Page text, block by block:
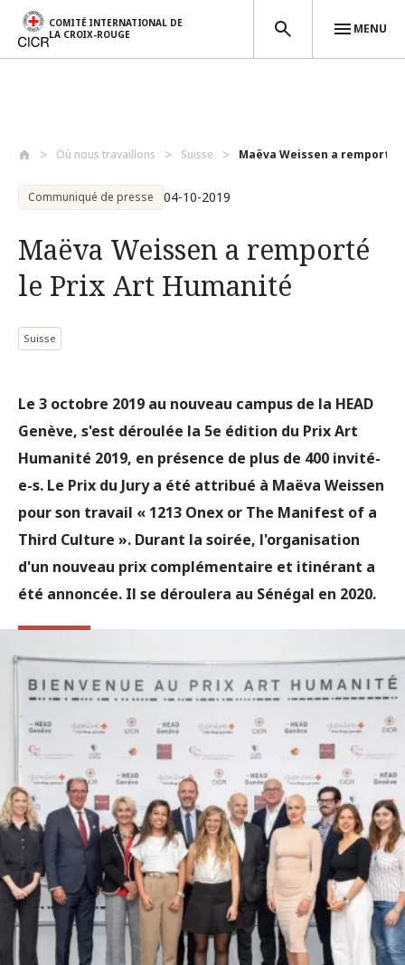
COMITÉ INTERNATIONAL DE
LA CROIX-ROUGE
MENU
Où nous travaillons Suisse Maëva Weissen a remporté
Communiqué de presse 04-10-2019
Maëva Weissen a remporté
le Prix Art Humanité
Suisse
Le 3 octobre 2019 au nouveau campus de la HEAD
Genève, s'est déroulée la 5e édition du Prix Art
Humanité 2019, en présence de plus de 400 invité-
e-s. Le Prix du Jury a été attribué à Maëva Weissen
pour son travail « 1213 Onex or The Manifest of a
Third Culture ». Durant la soirée, l'organisation
d'un nouveau prix complémentaire et itinérant a
été annoncée. Il se déroulera au Sénégal en 2020.